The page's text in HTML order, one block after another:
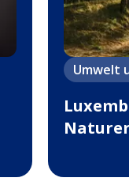
Umwelt